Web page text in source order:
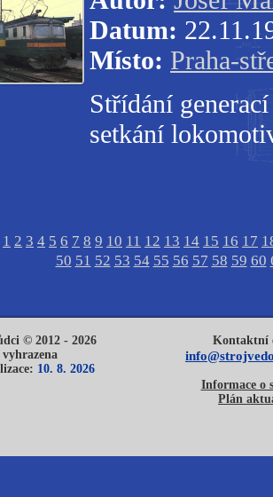
Datum:
Místo: Praha-
Střídání
setkání
1 2 3 4 5 6 7 8 9 10 11 12 13 14 15 16 17
50 51 52 53 54 55 56 57 58 59 60
© 2012 - 2026
10. 8. 2026
Kontaktní
Informace o
Plán